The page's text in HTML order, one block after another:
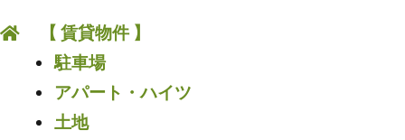
【 賃貸物件 】
駐車場
アパート・ハイツ
土地